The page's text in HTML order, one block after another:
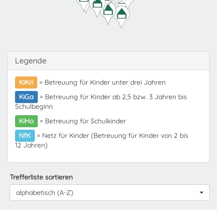
Legende
KiKri
= Betreuung für Kinder unter drei Jahren
KiGa
= Betreuung für Kinder ab 2,5 bzw. 3 Jahren bis
Schulbeginn
KiHo
= Betreuung für Schulkinder
NfK
= Netz für Kinder (Betreuung für Kinder von 2 bis
12 Jahren)
Trefferliste sortieren
alphabetisch (A-Z)